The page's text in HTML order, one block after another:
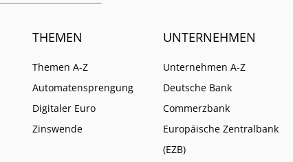
THEMEN
Themen A-Z
Automatensprengung
Digitaler Euro
Zinswende
UNTERNEHMEN
Unternehmen A-Z
Deutsche Bank
Commerzbank
Europäische Zentralbank
(EZB)